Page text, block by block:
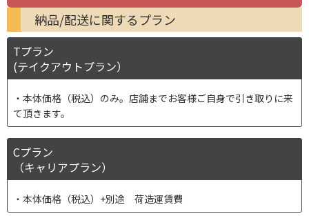
納品/配送に関するプラン
Tプラン
(テイクアウトプラン）
本体価格（税込）のみ。店舗までお客様ご自身で引き取りに来
て頂きます。
Cプラン
（キャリアプラン）
本体価格（税込）+別途 荷造運賃費